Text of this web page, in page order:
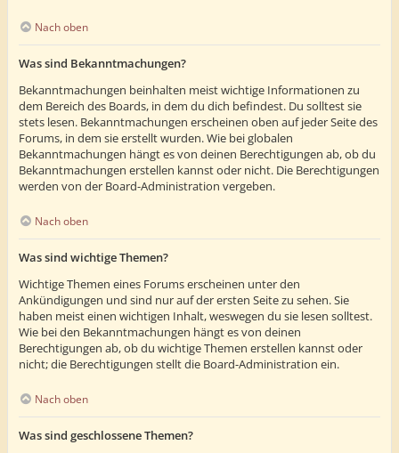
Nach oben
Was sind Bekanntmachungen?
Bekanntmachungen beinhalten meist wichtige Informationen zu
dem Bereich des Boards, in dem du dich befindest. Du solltest sie
stets lesen. Bekanntmachungen erscheinen oben auf jeder Seite des
Forums, in dem sie erstellt wurden. Wie bei globalen
Bekanntmachungen hängt es von deinen Berechtigungen ab, ob du
Bekanntmachungen erstellen kannst oder nicht. Die Berechtigungen
werden von der Board-Administration vergeben.
Nach oben
Was sind wichtige Themen?
Wichtige Themen eines Forums erscheinen unter den
Ankündigungen und sind nur auf der ersten Seite zu sehen. Sie
haben meist einen wichtigen Inhalt, weswegen du sie lesen solltest.
Wie bei den Bekanntmachungen hängt es von deinen
Berechtigungen ab, ob du wichtige Themen erstellen kannst oder
nicht; die Berechtigungen stellt die Board-Administration ein.
Nach oben
Was sind geschlossene Themen?